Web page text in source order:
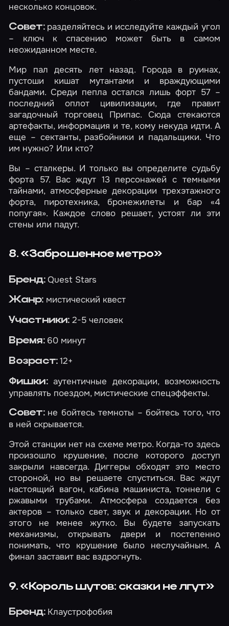
несколько концовок.
Совет:разделяйтесь и исследуйте каждый угол
– ключ к спасению может быть в самом
неожиданном месте.
Мир пал десять лет назад. Города в руинах,
пустоши кишат мутантами и враждующими
бандами. Среди пепла остался лишь форт 57 –
последний оплот цивилизации, где правит
загадочный торговец Припас. Сюда стекаются
артефакты, информация и те, кому некуда идти. А
еще – сектанты, разбойники и падальщики. Что
им нужно? Или кто?
Вы – сталкеры. И только вы определите судьбу
форта 57. Вас ждут 13 персонажей с темными
тайнами, атмосферные декорации трехэтажного
форта, пиротехника, бронежилеты и бар «4
попугая». Каждое слово решает, устоят ли эти
стены или падут.
8. «Заброшенное метро»
Бренд:Quest Stars
Жанр:мистический квест
Участники:2-5 человек
Время:60 минут
Возраст:12+
Фишки:аутентичные декорации, возможность
управлять поездом, мистические спецэффекты.
Совет:не бойтесь темноты – бойтесь того, что
в ней скрывается.
Этой станции нет на схеме метро. Когда-то здесь
произошло крушение, после которого доступ
закрыли навсегда. Диггеры обходят это место
стороной, но вы решаете спуститься. Вас ждут
настоящий вагон, кабина машиниста, тоннели с
ржавыми трубами. Атмосфера создается без
актеров – только свет, звук и декорации. Но от
этого не менее жутко. Вы будете запускать
механизмы, открывать двери и постепенно
понимать, что крушение было неслучайным. А
финал заставит вас вздрогнуть.
9. «Король шутов: сказки не лгут»
Бренд:Клаустрофобия